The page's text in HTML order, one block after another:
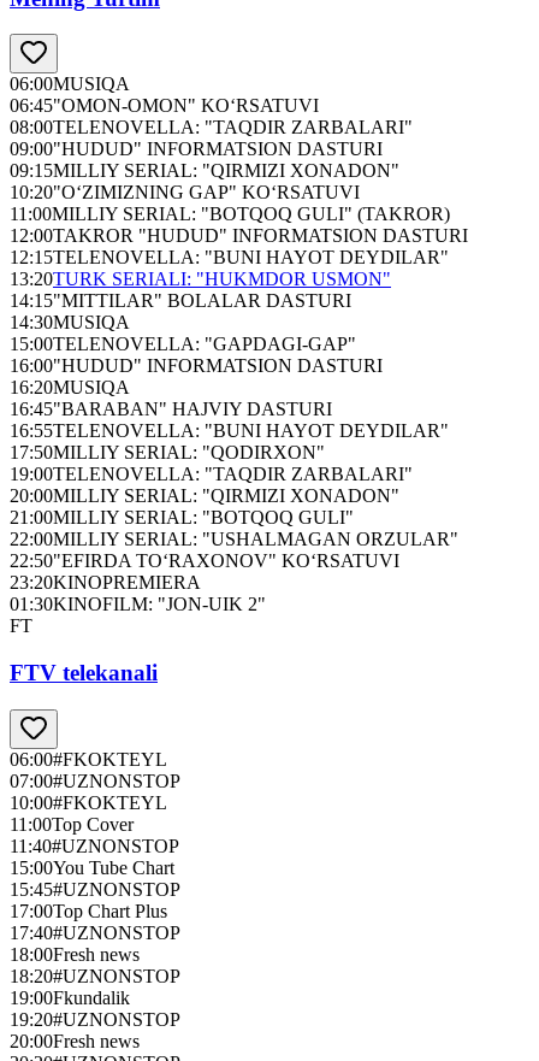
06:00MUSIQA
06:45"OMON-OMON" KO‘RSATUVI
08:00TELENOVELLA: "TAQDIR ZARBALARI"
09:00"HUDUD" INFORMATSION DASTURI
09:15MILLIY SERIAL: "QIRMIZI XONADON"
10:20"O‘ZIMIZNING GAP" KO‘RSATUVI
11:00MILLIY SERIAL: "BOTQOQ GULI" (TAKROR)
12:00TAKROR "HUDUD" INFORMATSION DASTURI
12:15TELENOVELLA: "BUNI HAYOT DEYDILAR"
13:20TURK SERIALI: "HUKMDOR USMON"
14:15"MITTILAR" BOLALAR DASTURI
14:30MUSIQA
15:00TELENOVELLA: "GAPDAGI-GAP"
16:00"HUDUD" INFORMATSION DASTURI
16:20MUSIQA
16:45"BARABAN" HAJVIY DASTURI
16:55TELENOVELLA: "BUNI HAYOT DEYDILAR"
17:50MILLIY SERIAL: "QODIRXON"
19:00TELENOVELLA: "TAQDIR ZARBALARI"
20:00MILLIY SERIAL: "QIRMIZI XONADON"
21:00MILLIY SERIAL: "BOTQOQ GULI"
22:00MILLIY SERIAL: "USHALMAGAN ORZULAR"
22:50"EFIRDA TO‘RAXONOV" KO‘RSATUVI
23:20KINOPREMIERA
01:30KINOFILM: "JON-UIK 2"
FT
FTV telekanali
06:00#FKOKTEYL
07:00#UZNONSTOP
10:00#FKOKTEYL
11:00Top Cover
11:40#UZNONSTOP
15:00You Tube Chart
15:45#UZNONSTOP
17:00Top Chart Plus
17:40#UZNONSTOP
18:00Fresh news
18:20#UZNONSTOP
19:00Fkundalik
19:20#UZNONSTOP
20:00Fresh news